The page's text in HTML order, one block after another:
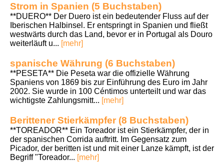
Strom in Spanien (5 Buchstaben)
**DUERO** Der Duero ist ein bedeutender Fluss auf der
Iberischen Halbinsel. Er entspringt in Spanien und fließt
westwärts durch das Land, bevor er in Portugal als Douro
weiterläuft u... [mehr]
spanische Währung (6 Buchstaben)
**PESETA** Die Peseta war die offizielle Währung
Spaniens von 1869 bis zur Einführung des Euro im Jahr
2002. Sie wurde in 100 Céntimos unterteilt und war das
wichtigste Zahlungsmitt... [mehr]
Berittener Stierkämpfer (8 Buchstaben)
**TOREADOR** Ein Toreador ist ein Stierkämpfer, der in
der spanischen Corrida auftritt. Im Gegensatz zum
Picador, der beritten ist und mit einer Lanze kämpft, ist der
Begriff "Toreador... [mehr]